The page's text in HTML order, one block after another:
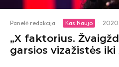
Panelė redakcija · Kas Naujo ·
„X faktorius.
garsios vizažistės iki